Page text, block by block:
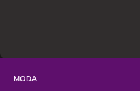
MODA